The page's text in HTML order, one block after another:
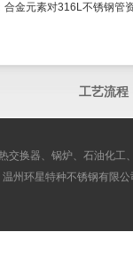
合金元素对316L不锈钢管
工艺流程
交换器、锅炉、石油化
州环星特种不锈钢有限